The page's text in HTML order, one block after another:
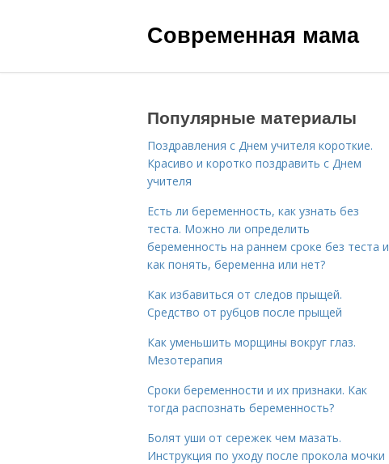
Современная мама
Популярные материалы
Поздравления с Днем учителя короткие.
Красиво и коротко поздравить с Днем
учителя
Есть ли беременность, как узнать без
теста. Можно ли определить
беременность на раннем сроке без теста и
как понять, беременна или нет?
Как избавиться от следов прыщей.
Средство от рубцов после прыщей
Как уменьшить морщины вокруг глаз.
Мезотерапия
Сроки беременности и их признаки. Как
тогда распознать беременность?
Болят уши от сережек чем мазать.
Инструкция по уходу после прокола мочки